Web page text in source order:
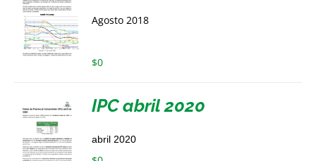
Agosto 2018
$0
IPC abril 2020
abril 2020